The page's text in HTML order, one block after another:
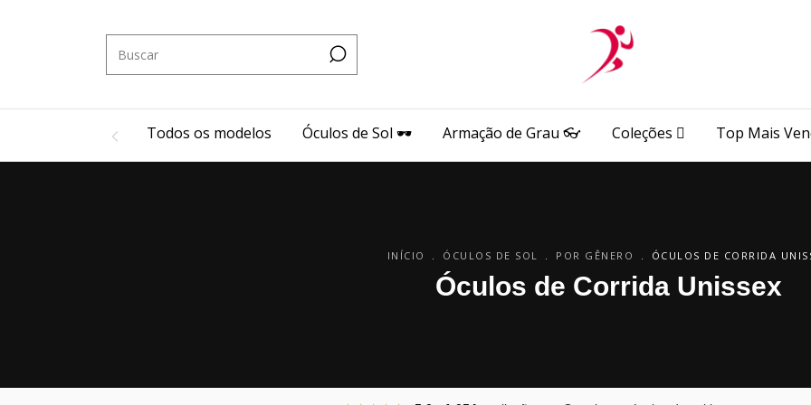
Todos os modelos Óculos de Sol 🕶️ Armação de Grau 👓 Coleções 🫆 Top Mais
INÍCIO . ÓCULOS DE SOL . POR GÊNERO . ÓCULOS DE CORRIDA
Óculos de Corrida Unissex